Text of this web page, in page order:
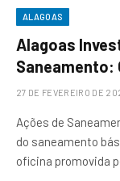
ALAGOAS
Alagoas
Saneamento:
27 DE FEVEREIRO DE
Ações de
do saneamento
oficina promovida